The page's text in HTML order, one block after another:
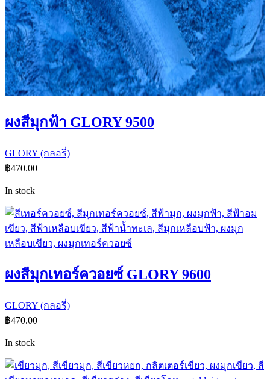
ผงสีมุกฟ้า GLORY 9500
GLORY (กลอรี่)
฿470.00
In stock
ผงสีมุกเทอร์ควอยซ์ GLORY 9600
GLORY (กลอรี่)
฿470.00
In stock